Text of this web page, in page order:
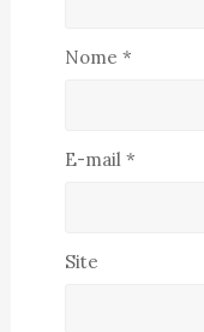
Nome *
E-mail *
Site